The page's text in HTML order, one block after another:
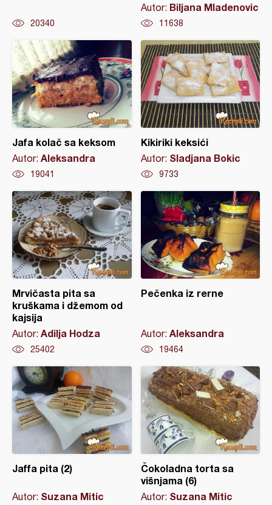
20340
Autor: Biljana Mladenovic
11638
Jafa kolač sa keksom
Autor: Aleksandra
19041
Kikiriki keksići
Autor: Sladjana Bokic
9733
Mrvičasta pita sa
kruškama i džemom od
kajsija
Autor: Adilja Hodza
25402
Pečenka iz rerne
Autor: Aleksandra
19464
Jaffa pita (2)
Autor: Suzana Mitic
Čokoladna torta sa
višnjama (6)
Autor: Suzana Mitic